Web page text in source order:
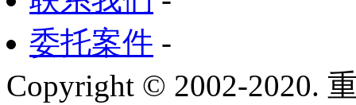
委托案件 -
Copyright © 2002-2020.